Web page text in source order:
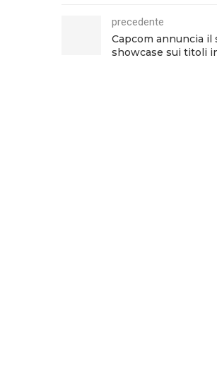
precedente
Capcom annuncia il
showcase sui titoli